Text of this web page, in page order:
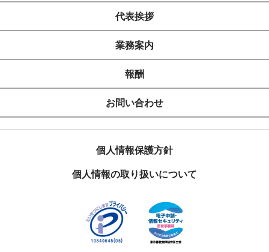
代表挨拶
業務案内
報酬
お問い合わせ
個人情報保護方針
個人情報の取り扱いについて